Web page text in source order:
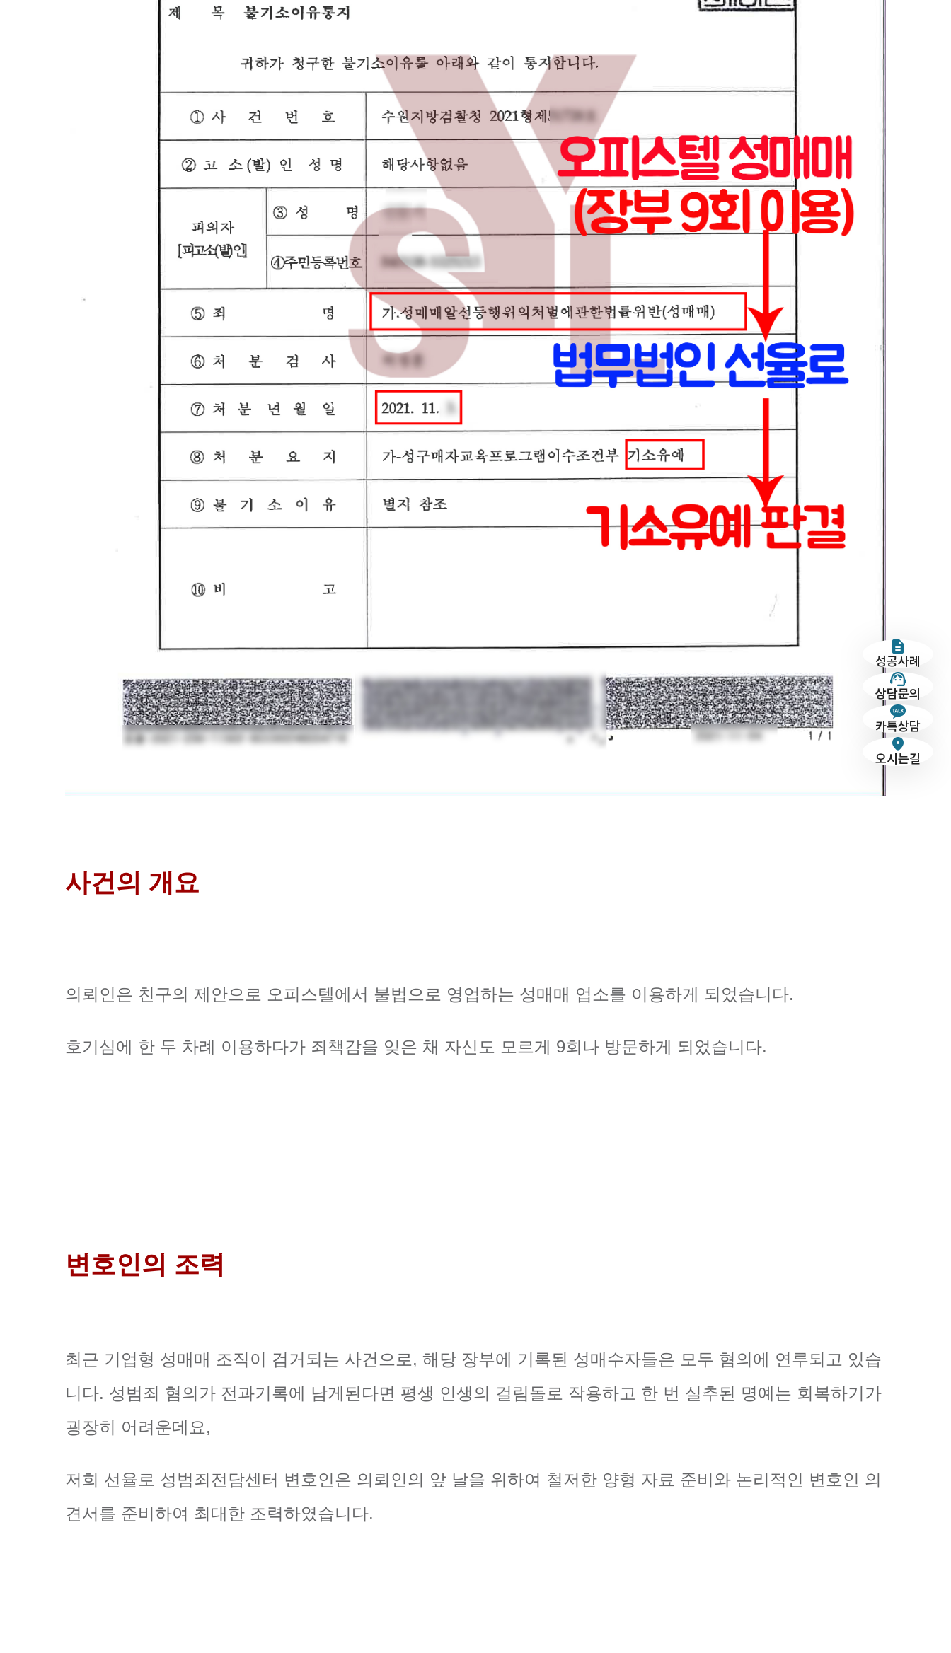
성공사례
상담문의
카톡상담
오시는길
사건의 개요
의뢰인은 친구의 제안으로 오피스텔에서 불법으로 영업하는 성매매 업소를 이용하게 되었습니다.
호기심에 한 두 차례 이용하다가 죄책감을 잊은 채 자신도 모르게 9회나 방문하게 되었습니다.
변호인의 조력
최근 기업형 성매매 조직이 검거되는 사건으로, 해당 장부에 기록된 성매수자들은 모두 혐의에 연루되고 있습
니다. 성범죄 혐의가 전과기록에 남게된다면 평생 인생의 걸림돌로 작용하고 한 번 실추된 명예는 회복하기가
굉장히 어려운데요,
저희 선율로 성범죄전담센터 변호인은 의뢰인의 앞 날을 위하여 철저한 양형 자료 준비와 논리적인 변호인 의
견서를 준비하여 최대한 조력하였습니다.